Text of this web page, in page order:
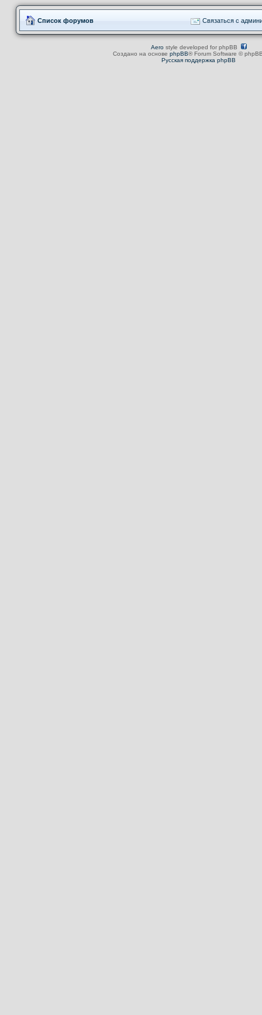
Список форумов Связаться с
Aerostyle developed for phpBB
Создано на основе phpBB® Forum Software ©
Русская поддержка phpBB